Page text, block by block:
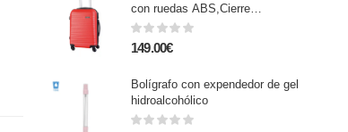
con ruedas ABS,Cierre
Seguridad TSA
149.00€
Bolígrafo con expendedor de gel
hidroalcohólico